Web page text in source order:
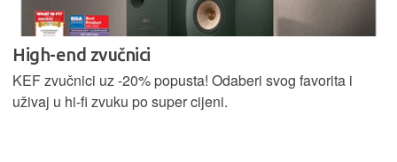
High-end zvučnici
KEF zvučnici uz -20% popusta! Odaberi svog favorita i
uživaj u hi-fi zvuku po super cijeni.